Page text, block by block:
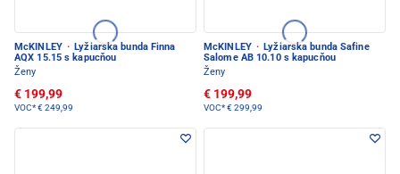
McKINLEY · Lyžiarska bunda Finna
AQX 15.15 s kapucňou
Ženy
€ 199,99
VOC*€ 249,99
McKINLEY · Lyžiarska bunda Safine
Salome AB 10.10 s kapucňou
Ženy
€ 199,99
VOC*€ 299,99